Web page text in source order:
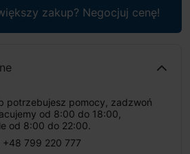
zakup? Negocjuj cenę!
potrzebujesz pomocy, zadzwoń
od 8:00 do 18:00,
od 8:00 do 22:00.
+48 799 220 777